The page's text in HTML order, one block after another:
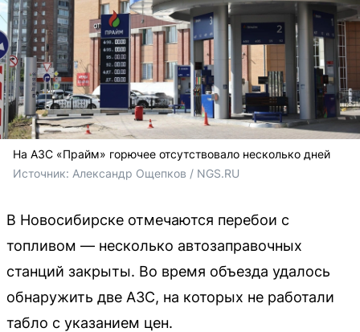
На АЗС «Прайм» горючее отсутствовало несколько дней
Источник: Александр Ощепков / NGS.RU
В Новосибирске отмечаются перебои с
топливом — несколько автозаправочных
станций закрыты. Во время объезда удалось
обнаружить две АЗС, на которых не работали
табло с указанием цен.